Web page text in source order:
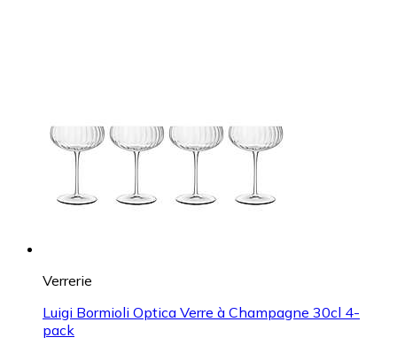
Verrerie
Luigi Bormioli Optica Verre à Champagne 30cl 4-
pack